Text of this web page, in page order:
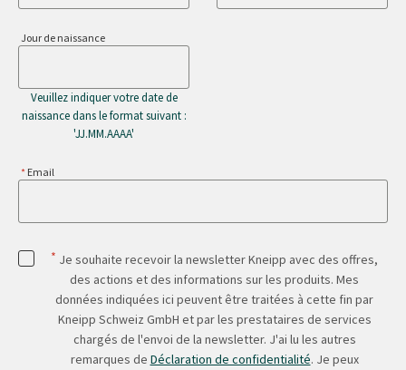
Jour de naissance
Veuillez indiquer votre date de
naissance dans le format suivant :
'JJ.MM.AAAA'
Email
* Je souhaite recevoir la newsletter Kneipp avec des offres,
des actions et des informations sur les produits. Mes
données indiquées ici peuvent être traitées à cette fin par
Kneipp Schweiz GmbH et par les prestataires de services
chargés de l'envoi de la newsletter. J'ai lu les autres
remarques de Déclaration de confidentialité. Je peux